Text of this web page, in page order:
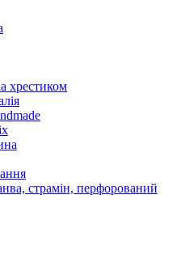
хрестиком
страмін, перфорований